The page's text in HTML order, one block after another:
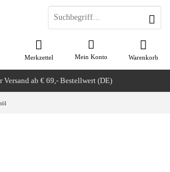
Versand ab € 69,- Bestellwert (DE)
Warenkorb
Merkzettel Mein Konto